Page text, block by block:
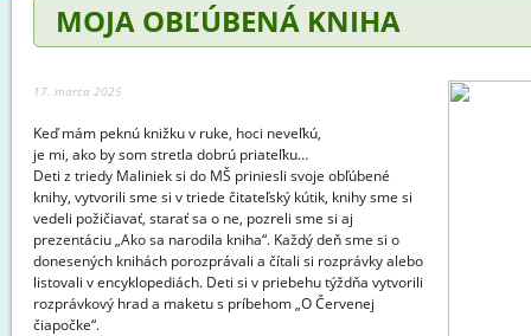
MOJA OBĽÚBENÁ KNIHA
17. marca 2025
Keď mám peknú knižku v ruke, hoci neveľkú,
je mi, ako by som stretla dobrú priateľku…
Deti z triedy Maliniek si do MŠ priniesli svoje obľúbené
knihy, vytvorili sme si v triede čitateľský kútik, knihy sme si
vedeli požičiavať, starať sa o ne, pozreli sme si aj
prezentáciu „Ako sa narodila kniha“. Každý deň sme si o
donesených knihách porozprávali a čítali si rozprávky alebo
listovali v encyklopediách. Deti si v priebehu týždňa vytvorili
rozprávkový hrad a maketu s príbehom „O Červenej
čiapočke“.